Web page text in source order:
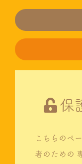
保
こちらのペ
者のための